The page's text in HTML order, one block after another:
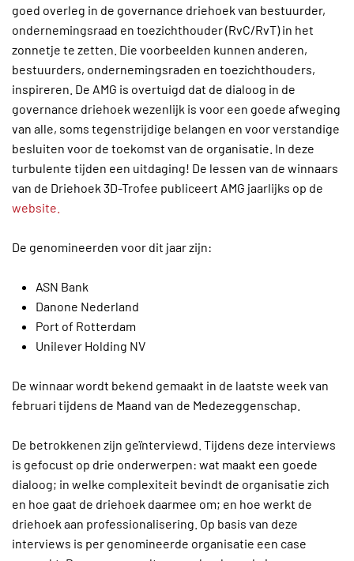
goed overleg in de governance driehoek van bestuurder,
ondernemingsraad en toezichthouder (RvC/RvT) in het
zonnetje te zetten. Die voorbeelden kunnen anderen,
bestuurders, ondernemingsraden en toezichthouders,
inspireren. De AMG is overtuigd dat de dialoog in de
governance driehoek wezenlijk is voor een goede afweging
van alle, soms tegenstrijdige belangen en voor verstandige
besluiten voor de toekomst van de organisatie. In deze
turbulente tijden een uitdaging! De lessen van de winnaars
van de Driehoek 3D-Trofee publiceert AMG jaarlijks op de
website.
De genomineerden voor dit jaar zijn:
ASN Bank
Danone Nederland
Port of Rotterdam
Unilever Holding NV
De winnaar wordt bekend gemaakt in de laatste week van
februari tijdens de Maand van de Medezeggenschap.
De betrokkenen zijn geïnterviewd. Tijdens deze interviews
is gefocust op drie onderwerpen: wat maakt een goede
dialoog; in welke complexiteit bevindt de organisatie zich
en hoe gaat de driehoek daarmee om; en hoe werkt de
driehoek aan professionalisering. Op basis van deze
interviews is per genomineerde organisatie een case